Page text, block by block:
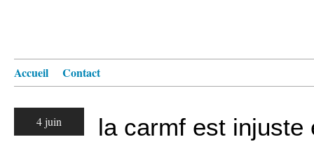
Accueil Contact
4 juin
la carmf est injuste